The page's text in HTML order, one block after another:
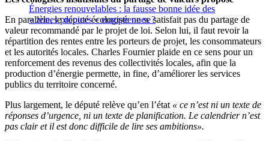
Énergies renouvelables : la fausse bonne idée des
« zones propices » européennes ?
En parallèle, le député écologiste ne se satisfait pas du partage de
valeur recommandé par le projet de loi. Selon lui, il faut revoir la
répartition des rentes entre les porteurs de projet, les consommateurs
et les autorités locales. Charles Fournier plaide en ce sens pour un
renforcement des revenus des collectivités locales, afin que la
production d’énergie permette, in fine, d’améliorer les services
publics du territoire concerné.
Plus largement, le député relève qu’en l’état « ce n’est ni un texte de
réponses d’urgence, ni un texte de planification. Le calendrier n’est
pas clair et il est donc difficile de lire ses ambitions».